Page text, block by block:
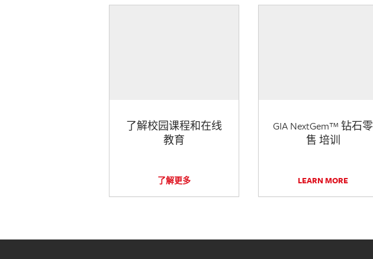
了解校园课程和在线
教育
了解更多
GIA NextGem™ 钻石零
售 培训
LEARN MORE